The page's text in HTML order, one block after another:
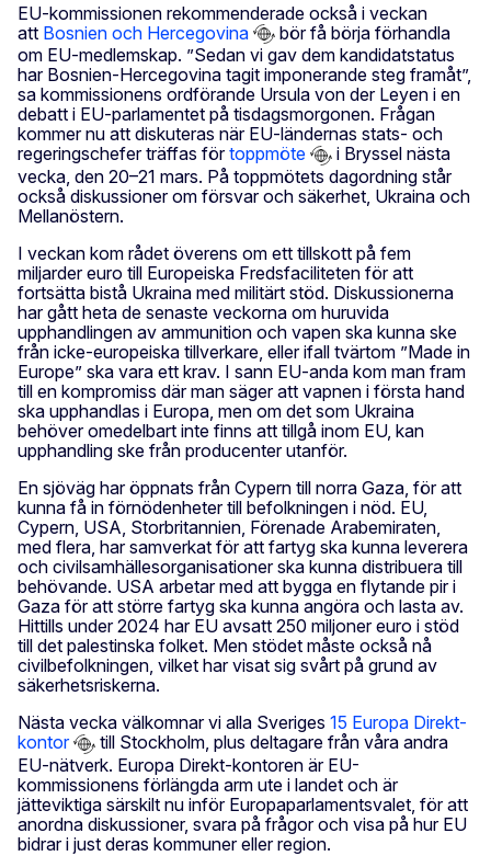
EU-kommissionen rekommenderade också i veckan
att Bosnien och Hercegovina
bör få börja förhandla
om EU-medlemskap. ”Sedan vi gav dem kandidatstatus
har Bosnien-Hercegovina tagit imponerande steg framåt”,
sa kommissionens ordförande Ursula von der Leyen i en
debatt i EU-parlamentet på tisdagsmorgonen. Frågan
kommer nu att diskuteras när EU-ländernas stats- och
regeringschefer träffas förtoppmöte
i Bryssel nästa
vecka, den 20–21 mars. På toppmötets dagordning står
också diskussioner om försvar och säkerhet, Ukraina och
Mellanöstern.
I veckan kom rådet överens om ett tillskott på fem
miljarder euro till Europeiska Fredsfaciliteten för att
fortsätta bistå Ukraina med militärt stöd. Diskussionerna
har gått heta de senaste veckorna om huruvida
upphandlingen av ammunition och vapen ska kunna ske
från icke-europeiska tillverkare, eller ifall tvärtom ”Made in
Europe” ska vara ett krav. I sann EU-anda kom man fram
till en kompromiss där man säger att vapnen i första hand
ska upphandlas i Europa, men om det som Ukraina
behöver omedelbart inte finns att tillgå inom EU, kan
upphandling ske från producenter utanför.
En sjöväg har öppnats från Cypern till norra Gaza, för att
kunna få in förnödenheter till befolkningen i nöd. EU,
Cypern, USA, Storbritannien, Förenade Arabemiraten,
med flera, har samverkat för att fartyg ska kunna leverera
och civilsamhällesorganisationer ska kunna distribuera till
behövande. USA arbetar med att bygga en flytande pir i
Gaza för att större fartyg ska kunna angöra och lasta av.
Hittills under 2024 har EU avsatt 250 miljoner euro i stöd
till det palestinska folket. Men stödet måste också nå
civilbefolkningen, vilket har visat sig svårt på grund av
säkerhetsriskerna.
Nästa vecka välkomnar vi alla Sveriges 15 Europa Direkt-
kontor
till Stockholm, plus deltagare från våra andra
EU-nätverk. Europa Direkt-kontoren är EU-
kommissionens förlängda arm ute i landet och är
jätteviktiga särskilt nu inför Europaparlamentsvalet, för att
anordna diskussioner, svara på frågor och visa på hur EU
bidrar i just deras kommuner eller region.